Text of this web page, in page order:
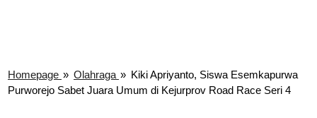
Homepage » Olahraga » Kiki Apriyanto, Siswa Esemkapurwa
Purworejo Sabet Juara Umum di Kejurprov Road Race Seri 4